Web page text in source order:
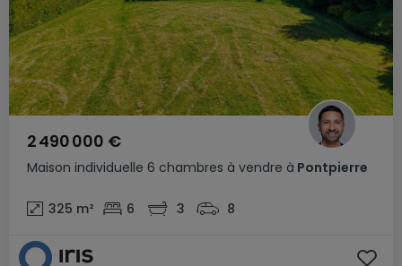
Maison individuelle 6 chambres à vendre à Pontpierre
2 490 000 €
325 m² 6 3 8